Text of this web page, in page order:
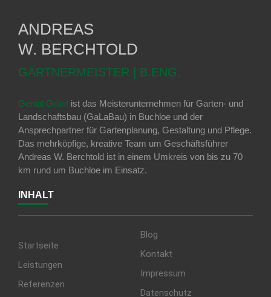
ANDREAS
W. BERCHTOLD
GÄRTNERMEISTER | B.ENG.
Genial Grün! ist das Meisterunternehmen für Garten- und
Landschaftsbau (GaLaBau) in Buchloe und der
Ansprechpartner für Gartenplanung, Gestaltung und Pflege.
Das mehrköpfige, kreative Team um Geschäftsführer
Andreas W. Berchtold ist in einem Umkreis von bis zu 70
km rund um Buchloe im Einsatz.
INHALT
Startseite
Leistungen
Referenzen
Blog
Kontakt
Impressum
Datenschutz